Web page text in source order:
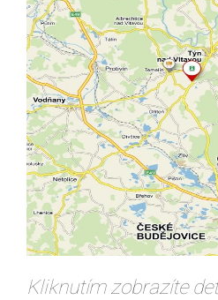
Kliknutím zobrazíte